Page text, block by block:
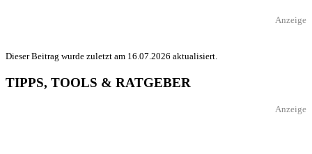
Anzeige
Dieser Beitrag wurde zuletzt am 16.07.2026 aktualisiert.
TIPPS, TOOLS & RATGEBER
Anzeige